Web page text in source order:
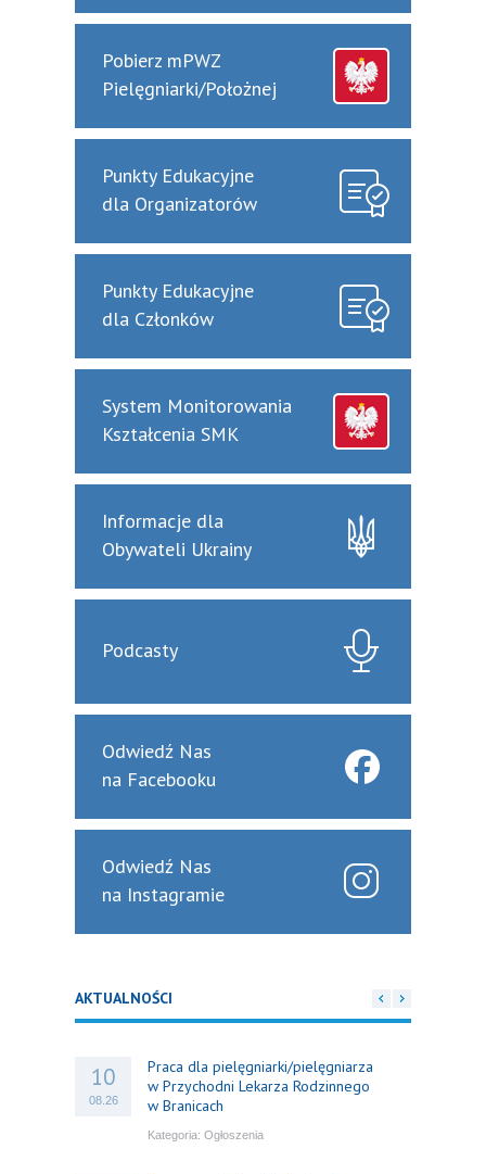
Pobierz mPWZ
Pielęgniarki/Położnej
Punkty Edukacyjne
dla Organizatorów
Punkty Edukacyjne
dla Członków
System Monitorowania
Kształcenia SMK
Informacje dla
Obywateli Ukrainy
Podcasty
Odwiedź Nas
na Facebooku
Odwiedź Nas
na Instagramie
AKTUALNOŚCI
10
08.26
Praca dla pielęgniarki/pielęgniarza
w Przychodni Lekarza Rodzinnego
w Branicach
Kategoria: Ogłoszenia